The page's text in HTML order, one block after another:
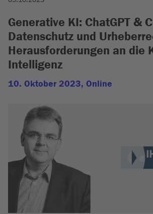
Generative KI: ChatGPT &
Datenschutz und
Herausforderungen an die
Intelligenz
10. Oktober 2023, Online